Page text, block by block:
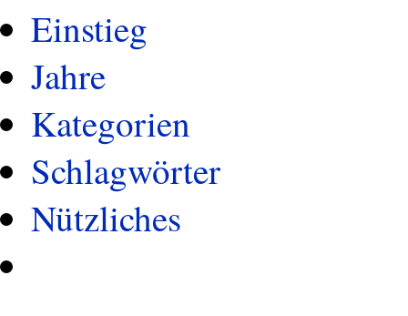
Einstieg
Jahre
Kategorien
Schlagwörter
Nützliches